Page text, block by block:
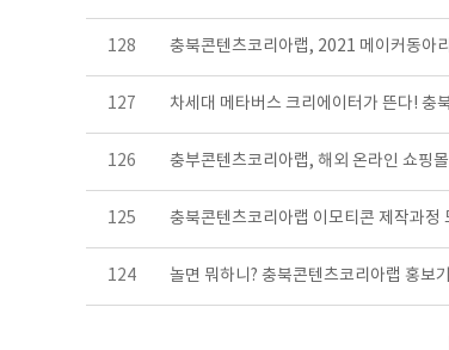
128 충북콘텐츠코리아랩, 2021 메이커동아
127 차세대 메타버스 크리에이터가 뜬다! 충
126 충부콘텐츠코리아랩, 해외 온라인 쇼핑
125 충북콘텐츠코리아랩 이모티콘 제작과정
124 놀면 뭐하니? 충북콘텐츠코리아랩 홍보